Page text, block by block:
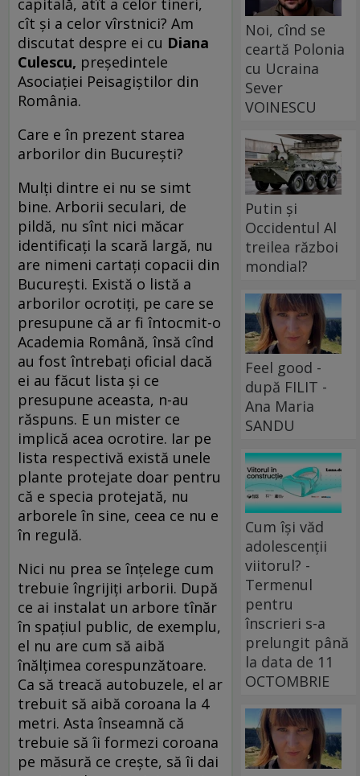
capitală, atît a celor tineri,
cît și a celor vîrstnici? Am
discutat despre ei cu Diana
Culescu, președintele
Asociației Peisagiștilor din
România.
Care e în prezent starea
arborilor din București?
Mulți dintre ei nu se simt
bine. Arborii seculari, de
pildă, nu sînt nici măcar
identificați la scară largă, nu
are nimeni cartați copacii din
București. Există o listă a
arborilor ocrotiți, pe care se
presupune că ar fi întocmit-o
Academia Română, însă cînd
au fost întrebați oficial dacă
ei au făcut lista și ce
presupune aceasta, n-au
răspuns. E un mister ce
implică acea ocrotire. Iar pe
lista respectivă există unele
plante protejate doar pentru
că e specia protejată, nu
arborele în sine, ceea ce nu e
în regulă.
Nici nu prea se înțelege cum
trebuie îngrijiți arborii. După
ce ai instalat un arbore tînăr
în spațiul public, de exemplu,
el nu are cum să aibă
înălțimea corespunzătoare.
Ca să treacă autobuzele, el ar
trebuit să aibă coroana la 4
metri. Asta înseamnă că
trebuie să îi formezi coroana
pe măsură ce crește, să îi dai
Noi, cînd se
ceartă Polonia
cu Ucraina
Sever
VOINESCU
Putin și
Occidentul Al
treilea război
mondial?
Feel good -
după FILIT -
Ana Maria
SANDU
Cum își văd
adolescenții
viitorul? -
Termenul
pentru
înscrieri s-a
prelungit până
la data de 11
OCTOMBRIE